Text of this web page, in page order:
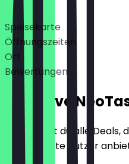
Deals
Speisekarte
Öffnungszeiten
Ort
Bewertungen
Exklusive
Hier findest du alle
für NeoTaste Nutzer